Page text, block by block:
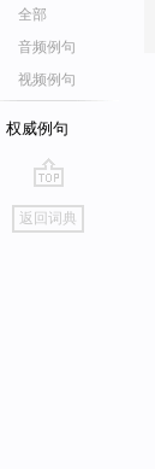
全部
音频例句
视频例句
权威例句
go
top
返回词典